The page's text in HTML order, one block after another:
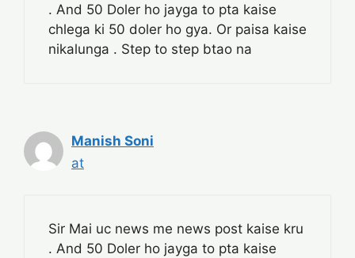
. And 50 Doler ho jayga to pta kaise
chlega ki 50 doler ho gya. Or paisa kaise
nikalunga . Step to step btao na
Manish Soni
at
Sir Mai uc news me news post kaise kru
. And 50 Doler ho jayga to pta kaise